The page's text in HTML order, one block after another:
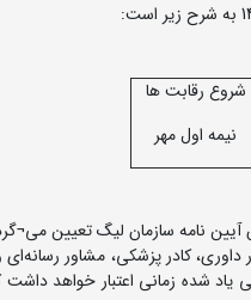
شروع رقابت ها
نیمه اول مهر
کادر پزشکی، مشاور رسانه‌ای و
یاد شده زمانی اعتبار خواهد داشت